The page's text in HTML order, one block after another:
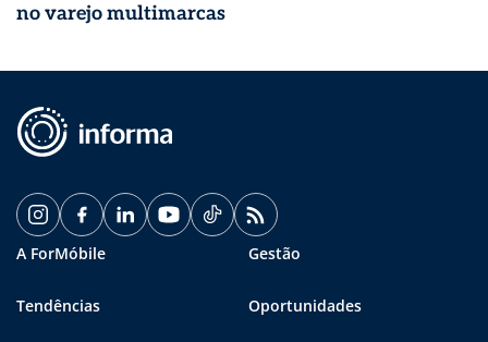
no varejo multimarcas
A ForMóbile Gestão
Tendências Oportunidades